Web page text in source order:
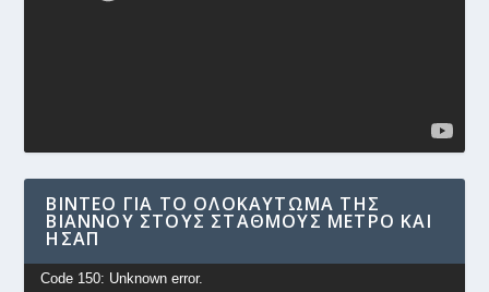
ΒΊΝΤΕΟ ΓΙΑ ΤΟ ΟΛΟΚΑΎΤΩΜΑ ΤΗΣ
ΒΙΆΝΝΟΥ ΣΤΟΥΣ ΣΤΑΘΜΟΎΣ ΜΕΤΡΟ ΚΑΙ
ΗΣΑΠ
Πρόγραμμα
Code 150: Unknown error.